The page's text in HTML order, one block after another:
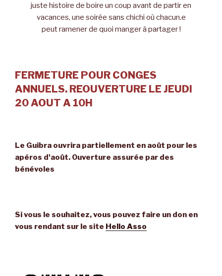
juste histoire de boire un coup avant de partir en
vacances, une soirée sans chichi où chacun.e
peut ramener de quoi manger à partager !
FERMETURE POUR CONGES
ANNUELS. REOUVERTURE LE JEUDI
20 AOUT A 10H
Le Guibra ouvrira partiellement en août pour les
apéros d'août. Ouverture assurée par des
bénévoles
Si vous le souhaitez, vous pouvez faire un don en
vous rendant sur le site Hello Asso